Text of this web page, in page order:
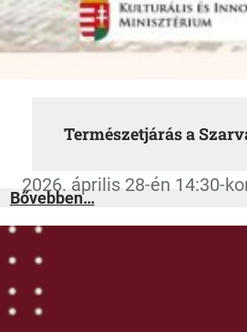
Természetjárás a
2026. április 28-én 14:30-
Bővebben…:Természetjárás
a
Arborétumban